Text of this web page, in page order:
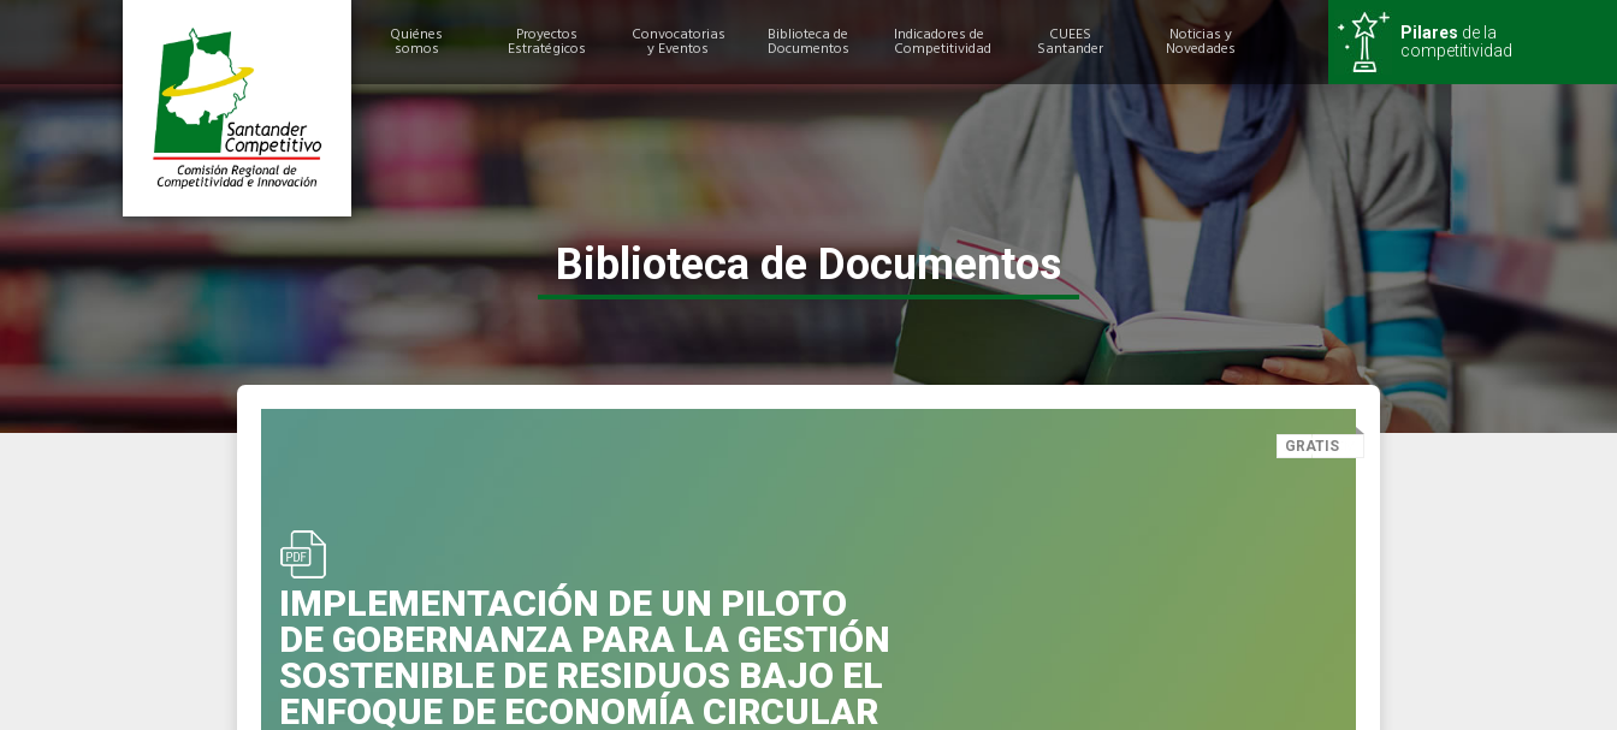
Pilares de la
competitividad
Quiénes
somos
Miembros
Estructura
Proyectos
Estratégicos
Convocatorias
y Eventos
Biblioteca de
Documentos
Indicadores de
Competitividad
CUEES
Santander
Noticias y
Novedades
Biblioteca de Documentos
GRATIS
IMPLEMENTACIÓN DE UN PILOTO
DE GOBERNANZA PARA LA GESTIÓN
SOSTENIBLE DE RESIDUOS BAJO EL
ENFOQUE DE ECONOMÍA CIRCULAR